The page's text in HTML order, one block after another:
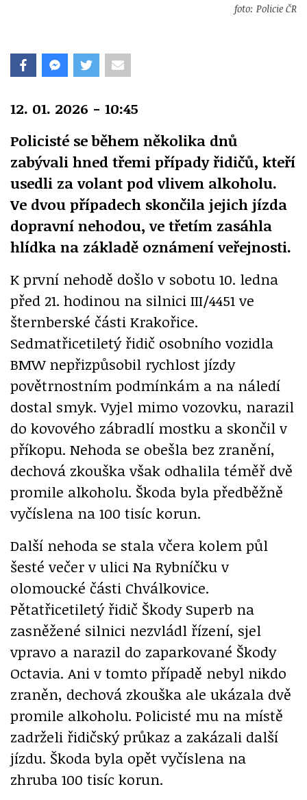
foto: Policie ČR
12. 01. 2026 - 10:45
Policisté se během několika dnů
zabývali hned třemi případy řidičů, kteří
usedli za volant pod vlivem alkoholu.
Ve dvou případech skončila jejich jízda
dopravní nehodou, ve třetím zasáhla
hlídka na základě oznámení veřejnosti.
K první nehodě došlo v sobotu 10. ledna
před 21. hodinou na silnici III/4451 ve
šternberské části Krakořice.
Sedmatřicetiletý řidič osobního vozidla
BMW nepřizpůsobil rychlost jízdy
povětrnostním podmínkám a na náledí
dostal smyk. Vyjel mimo vozovku, narazil
do kovového zábradlí mostku a skončil v
příkopu. Nehoda se obešla bez zranění,
dechová zkouška však odhalila téměř dvě
promile alkoholu. Škoda byla předběžně
vyčíslena na 100 tisíc korun.
Další nehoda se stala včera kolem půl
šesté večer v ulici Na Rybníčku v
olomoucké části Chválkovice.
Pětatřicetiletý řidič Škody Superb na
zasněžené silnici nezvládl řízení, sjel
vpravo a narazil do zaparkované Škody
Octavia. Ani v tomto případě nebyl nikdo
zraněn, dechová zkouška ale ukázala dvě
promile alkoholu. Policisté mu na místě
zadrželi řidičský průkaz a zakázali další
jízdu. Škoda byla opět vyčíslena na
zhruba 100 tisíc korun.